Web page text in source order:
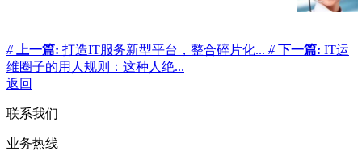
# 上一篇: 打造IT服务新型平台，整合碎片化... # 下一篇: IT运
维圈子的用人规则：这种人绝...
返回
联系我们
业务热线